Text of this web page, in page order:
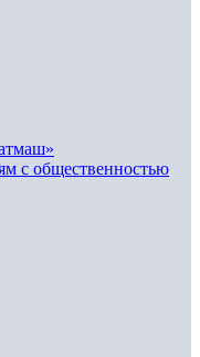
с общественностью